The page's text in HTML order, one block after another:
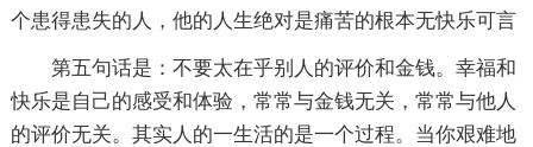
个患得患失的人，他的人生绝对是痛苦的根本无快乐可言
第五句话是：不要太在乎别人的评价和金钱。幸福和
快乐是自己的感受和体验，常常与金钱无关，常常与他人
的评价无关。其实人的一生活的是一个过程。当你艰难地